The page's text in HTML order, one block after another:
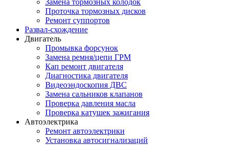
Замена тормозных колодок
Проточка тормозных дисков
Ремонт суппортов
Развал-схождение
Двигатель
Промывка форсунок
Замена ремня/цепи ГРМ
Кап ремонт двигателя
Диагностика двигателя
Видеоэндоскопия ДВС
Замена сальников клапанов
Проверка давления масла
Проверка катушек зажигания
Автоэлектрика
Ремонт автоэлектрики
Установка автосигнализаций